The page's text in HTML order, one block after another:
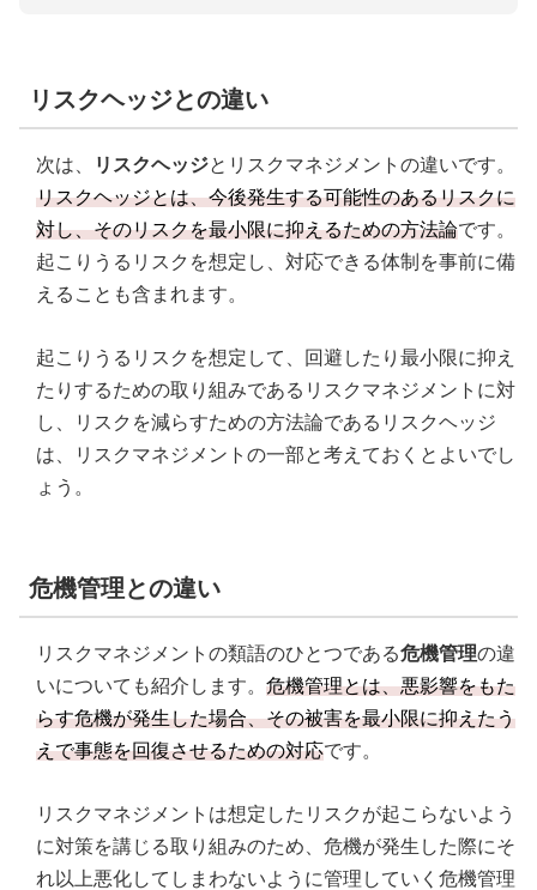
リスクヘッジとの違い
次は、 リスクヘッジとリスクマネジメントの違いです。
リスクヘッジとは、今後発生する可能性のあるリスクに
対し、そのリスクを最小限に抑えるための方法論です。
起こりうるリスクを想定し、対応できる体制を事前に備
えることも含まれます。
起こりうるリスクを想定して、回避したり最小限に抑え
たりするための取り組みであるリスクマネジメントに対
し、リスクを減らすための方法論であるリスクヘッジ
は、リスクマネジメントの一部と考えておくとよいでし
ょう。
危機管理との違い
リスクマネジメントの類語のひとつである危機管理の違
いについても紹介します。 危機管理とは、悪影響をもた
らす危機が発生した場合、その被害を最小限に抑えたう
えで事態を回復させるための対応です。
リスクマネジメントは想定したリスクが起こらないよう
に対策を講じる取り組みのため、危機が発生した際にそ
れ以上悪化してしまわないように管理していく危機管理